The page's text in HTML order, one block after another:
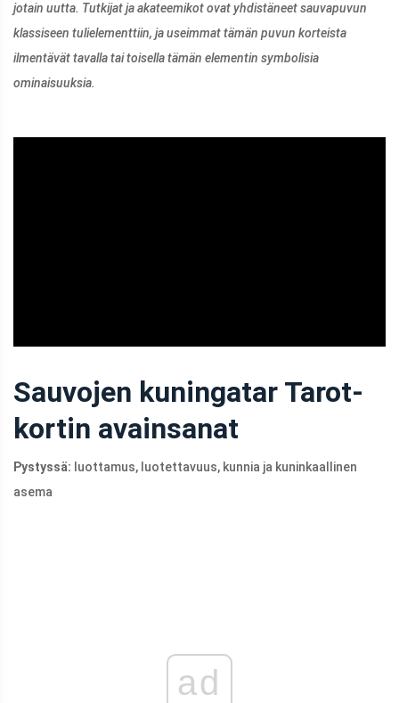
jotain uutta. Tutkijat ja akateemikot ovat yhdistäneet sauvapuvun
klassiseen tulielementtiin, ja useimmat tämän puvun korteista
ilmentävät tavalla tai toisella tämän elementin symbolisia
ominaisuuksia.
Sauvojen kuningatar Tarot-
kortin avainsanat
Pystyssä: luottamus, luotettavuus, kunnia ja kuninkaallinen
asema
ad